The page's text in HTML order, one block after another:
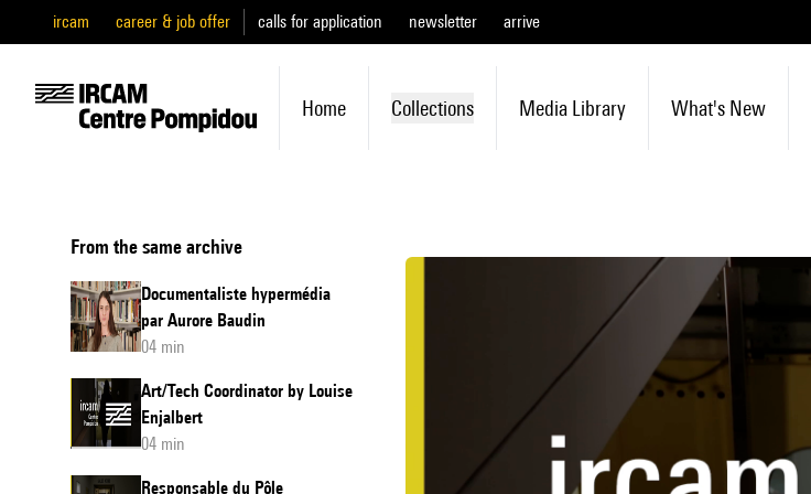
ircam career & job offer calls for application newsletter arrive
Home Collections Media Library What's New
From the same archive
Documentaliste hypermédia
par Aurore Baudin
04 min
Art/Tech Coordinator by Louise
Enjalbert
04 min
Responsable du Pôle